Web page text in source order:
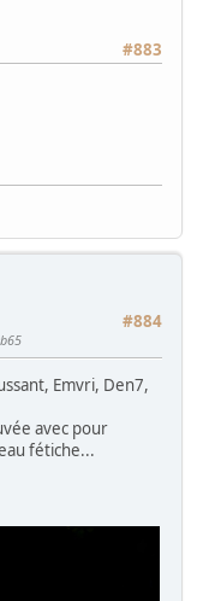
#883
#884
Emvri, Den7,
avec pour
fétiche...